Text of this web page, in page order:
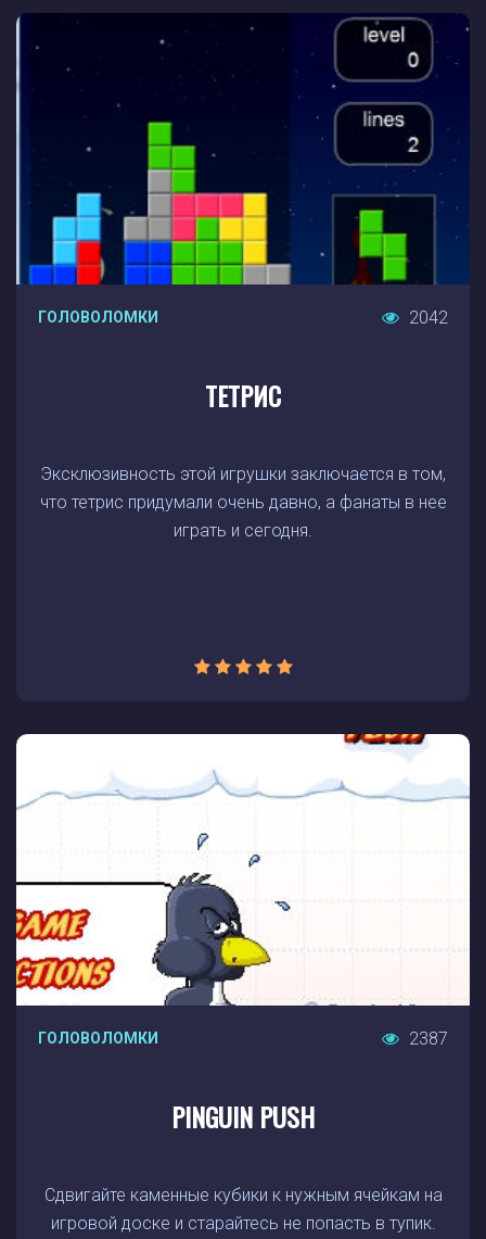
ГОЛОВОЛОМКИ 2042
ТЕТРИС
Эксклюзивность этой игрушки заключается в том,
что тетрис придумали очень давно, а фанаты в нее
играть и сегодня.
ГОЛОВОЛОМКИ 2387
PINGUIN PUSH
Сдвигайте каменные кубики к нужным ячейкам на
игровой доске и старайтесь не попасть в тупик.